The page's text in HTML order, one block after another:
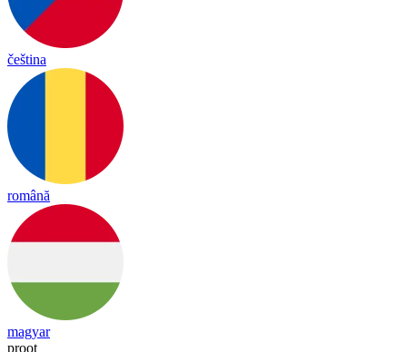
čeština
română
magyar
proot